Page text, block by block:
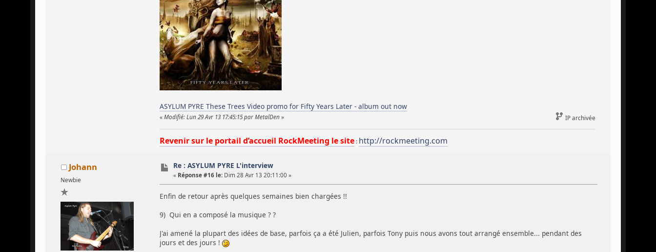
ASYLUM PYRE These Trees Video promo for Fifty Years Later - album out now
« Modifié: Lun 29 Avr 13 17:45:15 par MetalDen » IP archivée
Revenir sur le portail d’accueil RockMeeting le site: http://rockmeeting.com
Johann
Newbie
Re : ASYLUM PYRE L'interview
« Réponse #16 le: Dim 28 Avr 13 20:11:00 »
Enfin de retour après quelques semaines bien chargées !!
9) Qui en a composé la musique ? ?
J'ai amené la plupart des idées de base, parfois ça a été Julien, parfois Tony puis nous avons tout arrangé ensemble... pendant des
jours et des jours !